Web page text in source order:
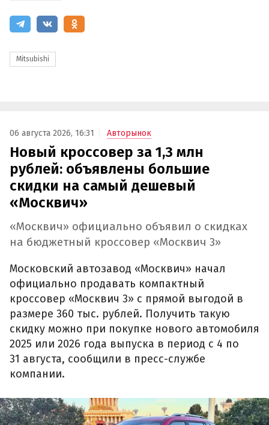
Mitsubishi
06 августа 2026, 16:31 Авторынок
Новый кроссовер за 1,3 млн
рублей: объявлены большие
скидки на самый дешевый
«Москвич»
«Москвич» официально объявил о скидках
на бюджетный кроссовер «Москвич 3»
Московский автозавод «Москвич» начал
официально продавать компактный
кроссовер «Москвич 3» с прямой выгодой в
размере 360 тыс. рублей. Получить такую
скидку можно при покупке нового автомобиля
2025 или 2026 года выпуска в период с 4 по
31 августа, сообщили в пресс-службе
компании.